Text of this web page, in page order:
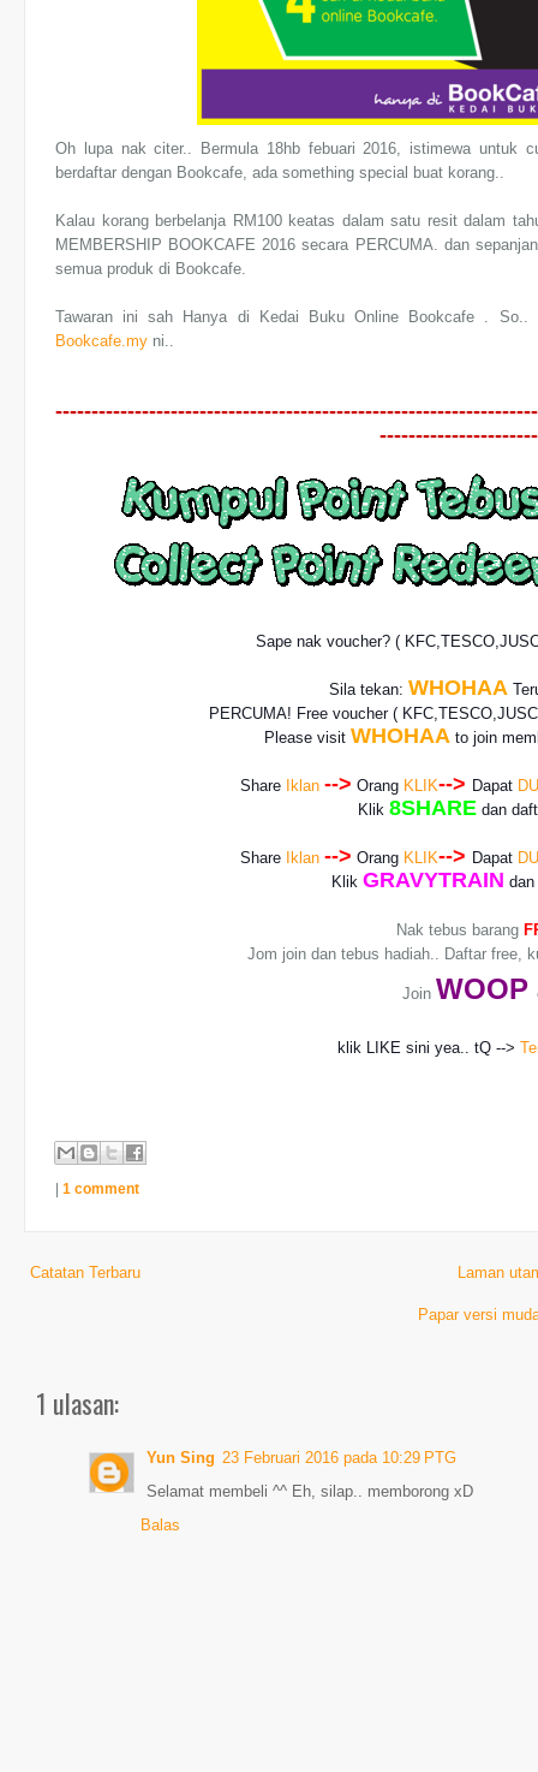
Oh lupa nak citer.. Bermula 18hb febuari 2016, istimewa untuk
berdaftar dengan Bookcafe, ada something special buat korang..
Kalau korang berbelanja RM100 keatas dalam satu resit dalam
MEMBERSHIP BOOKCAFE 2016 secara PERCUMA. dan
semua produk di Bookcafe.
Tawaran ini sah Hanya di Kedai Buku Online Bookcafe . So..
Bookcafe.my ni..
Sape nak voucher? (
Sila tekan: WHOHAA
PERCUMA! Free voucher(
Please visitWHOHAA to join
Share Iklan --> Orang KLIK--> Dapat
Klik8SHARE dan
Share Iklan --> Orang KLIK--> Dapat
Klik GRAVYTRAIN
Nak tebus barang
Jom join dan tebus hadiah.. Daftar free,
Join WOOP
klik LIKE sini yea.. tQ -->
| 1 comment
Catatan Terbaru Laman
Papar versi
1 ulasan:
Yun Sing 23 Februari 2016 pada 10:29 PTG
Selamat membeli ^^ Eh, silap.. memborong xD
Balas